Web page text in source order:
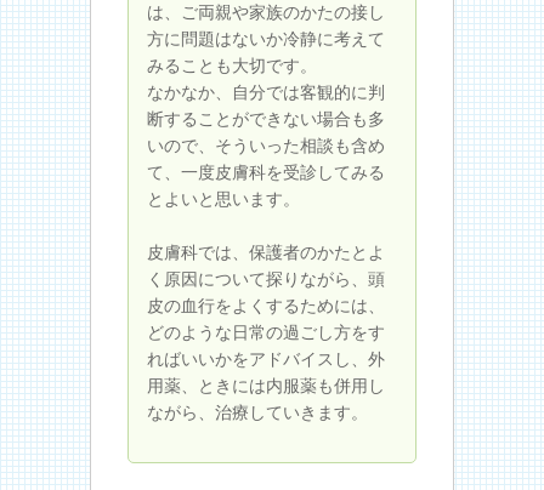
は、ご両親や家族のかたの接し
方に問題はないか冷静に考えて
みることも大切です。
なかなか、自分では客観的に判
断することができない場合も多
いので、そういった相談も含め
て、一度皮膚科を受診してみる
とよいと思います。
皮膚科では、保護者のかたとよ
く原因について探りながら、頭
皮の血行をよくするためには、
どのような日常の過ごし方をす
ればいいかをアドバイスし、外
用薬、ときには内服薬も併用し
ながら、治療していきます。